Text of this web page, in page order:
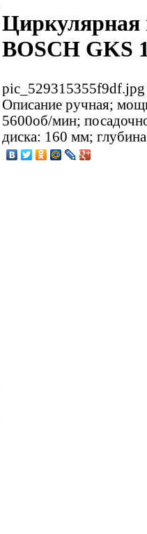
Циркулярная
BOSCH GKS
pic_529315355f9df.jpg
Описание ручная;
5600об/мин;
диска: 160 мм;